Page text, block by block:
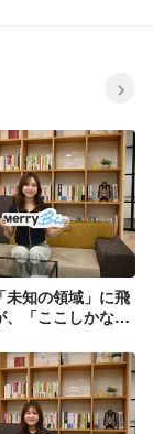
未知の領域」に飛
、「ここしかな